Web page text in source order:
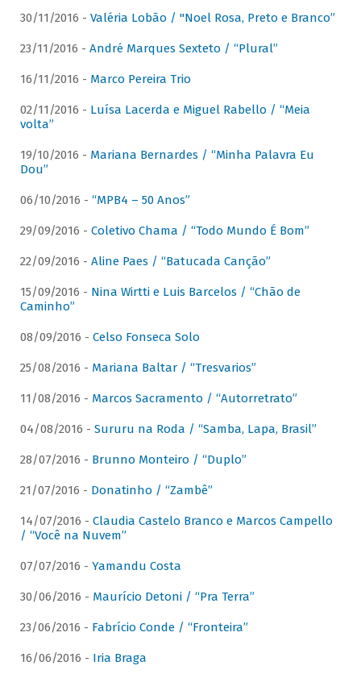
30/11/2016 - Valéria Lobão / "Noel Rosa, Preto e Branco”
23/11/2016 - André Marques Sexteto / “Plural”
16/11/2016 - Marco Pereira Trio
02/11/2016 - Luísa Lacerda e Miguel Rabello / “Meia
volta”
19/10/2016 - Mariana Bernardes / “Minha Palavra Eu
Dou”
06/10/2016 - “MPB4 – 50 Anos”
29/09/2016 - Coletivo Chama / “Todo Mundo É Bom”
22/09/2016 - Aline Paes / “Batucada Canção”
15/09/2016 - Nina Wirtti e Luis Barcelos / “Chão de
Caminho”
08/09/2016 - Celso Fonseca Solo
25/08/2016 - Mariana Baltar / “Tresvarios”
11/08/2016 - Marcos Sacramento / “Autorretrato”
04/08/2016 - Sururu na Roda / “Samba, Lapa, Brasil”
28/07/2016 - Brunno Monteiro / “Duplo”
21/07/2016 - Donatinho / “Zambê”
14/07/2016 - Claudia Castelo Branco e Marcos Campello
/ “Você na Nuvem”
07/07/2016 - Yamandu Costa
30/06/2016 - Maurício Detoni / “Pra Terra”
23/06/2016 - Fabrício Conde / “Fronteira”
16/06/2016 - Iria Braga